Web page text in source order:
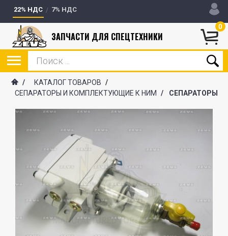
22% НДС 7% НДС
0
ЗАПЧАСТИ ДЛЯ СПЕЦТЕХНИКИ
/ КАТАЛОГ ТОВАРОВ /
СЕПАРАТОРЫ И КОМПЛЕКТУЮЩИЕ К НИМ
/ СЕПАРАТОРЫ